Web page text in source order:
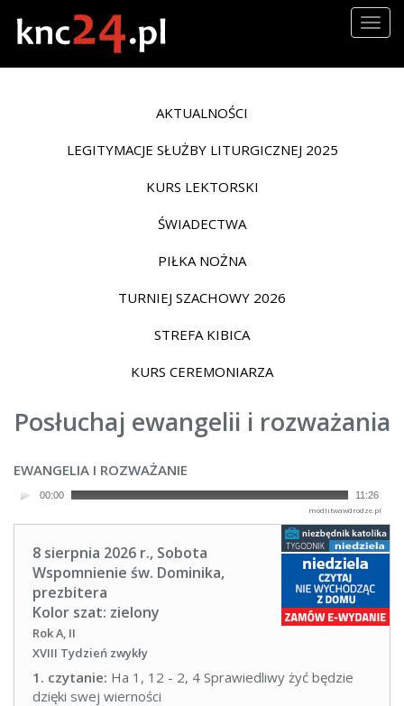
AKTUALNOŚCI
LEGITYMACJE SŁUŻBY LITURGICZNEJ 2025
KURS LEKTORSKI
ŚWIADECTWA
PIŁKA NOŻNA
TURNIEJ SZACHOWY 2026
STREFA KIBICA
KURS CEREMONIARZA
Posłuchaj ewangelii i rozważania
EWANGELIA I ROZWAŻANIE
00:00 11:26
modlitwawdrodze.pl
8 sierpnia 2026 r., Sobota
Wspomnienie św. Dominika,
prezbitera
Kolor szat: zielony
Rok A, II
XVIII Tydzień zwykły
1. czytanie: Ha 1, 12 - 2, 4 Sprawiedliwy żyć będzie
dzięki swej wierności